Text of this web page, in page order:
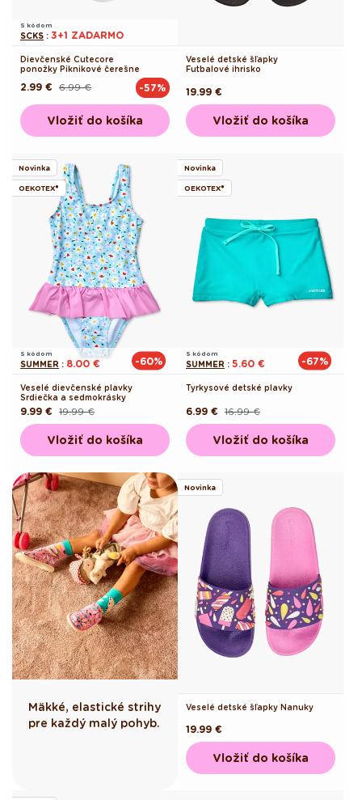
S kódom
SCKS : 3+1 ZADARMO
Dievčenské Cutecore
ponožky Piknikové čerešne
Pôvodná6.99 €
Akciová
2.99 € -57%
Vložiť do košíka
Veselé detské šľapky
Futbalové ihrisko
Pôvodná
cena
19.99 €
Vložiť do košíka
Novinka
OEKOTEX®
S kódom
SUMMER : 8.00 € -60%
Veselé dievčenské plavky
Srdiečka a sedmokrásky
Pôvodná
cena
19.99 €
Akciová
cena
9.99 €
Vložiť do košíka
Novinka
OEKOTEX®
S kódom
SUMMER : 5.60 € -67%
Tyrkysové detské plavky
Pôvodná
cena
16.99 €
Akciová
cena
6.99 €
Vložiť do košíka
Mäkké, elastické strihy
pre každý malý pohyb.
Novinka
Veselé detské šľapky Nanuky
Pôvodná
cena
19.99 €
Vložiť do košíka